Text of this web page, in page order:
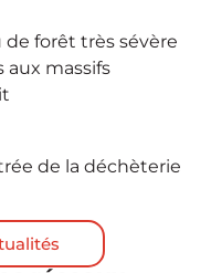
forêt très sévère
aux massifs
de la déchèterie